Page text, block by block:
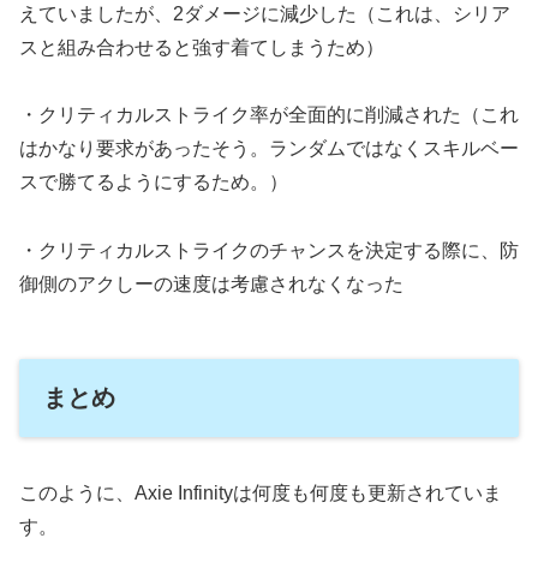
えていましたが、2ダメージに減少した（これは、シリア
スと組み合わせると強す着てしまうため）
・クリティカルストライク率が全面的に削減された（これ
はかなり要求があったそう。ランダムではなくスキルベー
スで勝てるようにするため。）
・クリティカルストライクのチャンスを決定する際に、防
御側のアクしーの速度は考慮されなくなった
まとめ
このように、Axie Infinityは何度も何度も更新されていま
す。